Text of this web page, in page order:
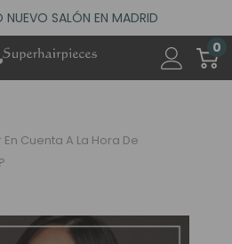
DESCUENTOS DE BIENVENIDA
SALÓN EN MADRID
0
Cuenta A La Hora De